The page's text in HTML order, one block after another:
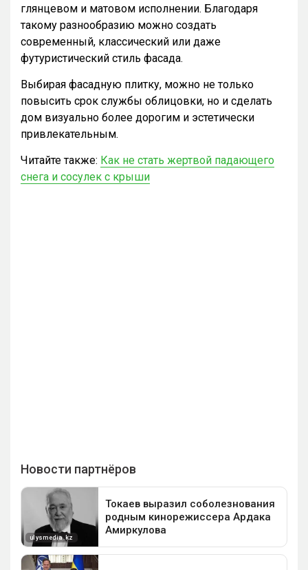
глянцевом и матовом исполнении. Благодаря
такому разнообразию можно создать
современный, классический или даже
футуристический стиль фасада.
Выбирая фасадную плитку, можно не только
повысить срок службы облицовки, но и сделать
дом визуально более дорогим и эстетически
привлекательным.
Читайте также: Как не стать жертвой падающего
снега и сосулек с крыши